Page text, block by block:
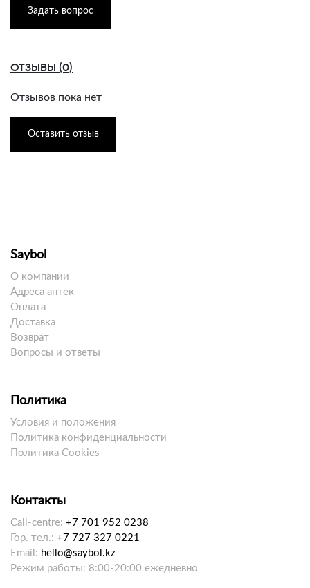
Задать вопрос
ОТЗЫВЫ (0)
Отзывов пока нет
Оставить отзыв
Saybol
О компании
Адреса аптек
Оплата
Доставка
Возврат
Вопросы и ответы
Политика
Условия и положения
Политика конфиденциальности
Политика Cookies
Контакты
Call-centre: +7 701 952 0238
Гор. тел.: +7 727 327 0221
Email: hello@saybol.kz
Режим работы: 8:00-20:00 ежедневно